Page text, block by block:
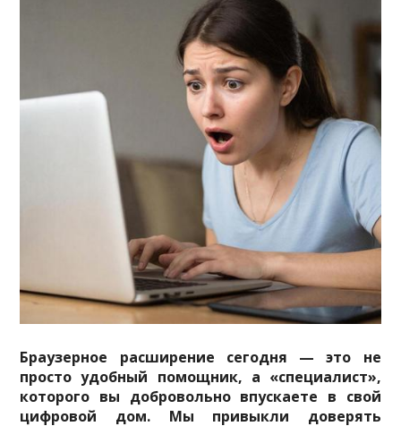
Браузерное расширение сегодня — это не
просто удобный помощник, а «специалист»,
которого вы добровольно впускаете в свой
цифровой дом. Мы привыкли доверять